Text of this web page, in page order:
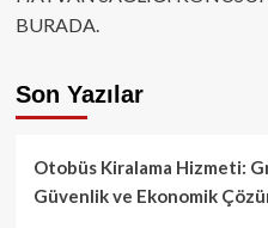
BURADA.
Son Yazılar
Otobüs Kiralama Hizmeti:
Güvenlik ve Ekonomik